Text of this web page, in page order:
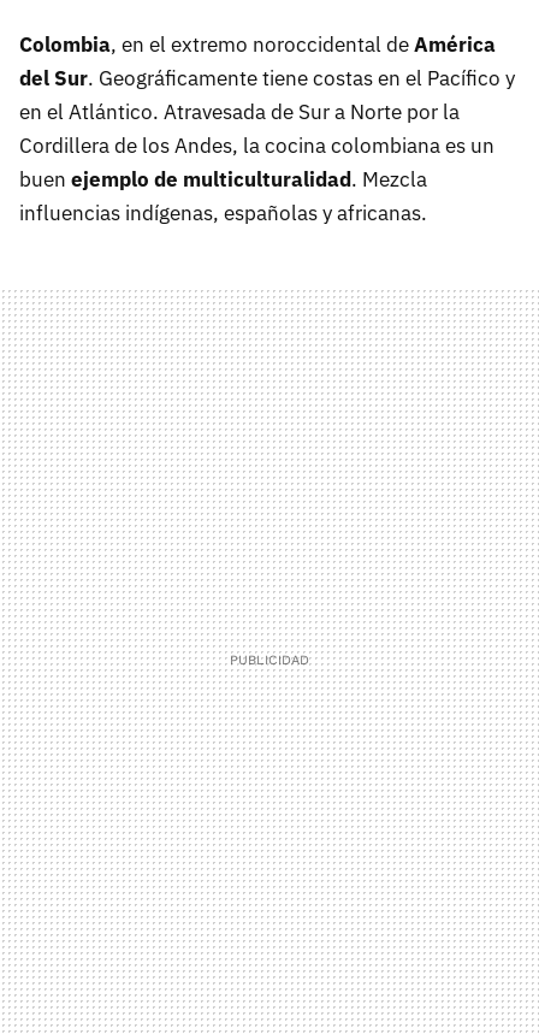
Colombia, en el extremo noroccidental deAmérica
del Sur. Geográficamente tiene costas en el Pacífico y
en el Atlántico. Atravesada de Sur a Norte por la
Cordillera de los Andes, la cocina colombiana es un
buen ejemplo de multiculturalidad. Mezcla
influencias indígenas, españolas y africanas.